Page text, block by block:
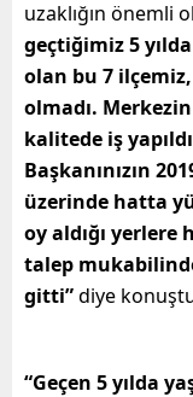
uzaklığın önemli
geçtiğimiz 5
olan bu 7
olmadı.
kalitede iş
Başkanınızın
üzerinde hatta
oy aldığı
talep
gitti”diye
“Geçen 5 yılda